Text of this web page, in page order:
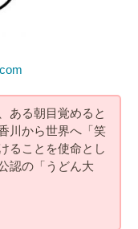
ある朝目覚めると
川から世界へ「笑
ることを使命とし
認の「うどん大